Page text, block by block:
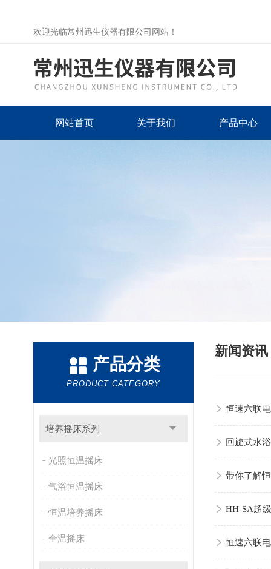
欢迎光临常州迅生仪器有限公司网站！
网站首页 关于我们 产品中心
产品分类
PRODUCT CATEGORY
培养摇床系列
光照恒温摇床
气浴恒温摇床
恒温培养摇床
全温摇床
新闻资讯
恒速六联
回旋式水
带你了解
HH-SA超
恒速六联